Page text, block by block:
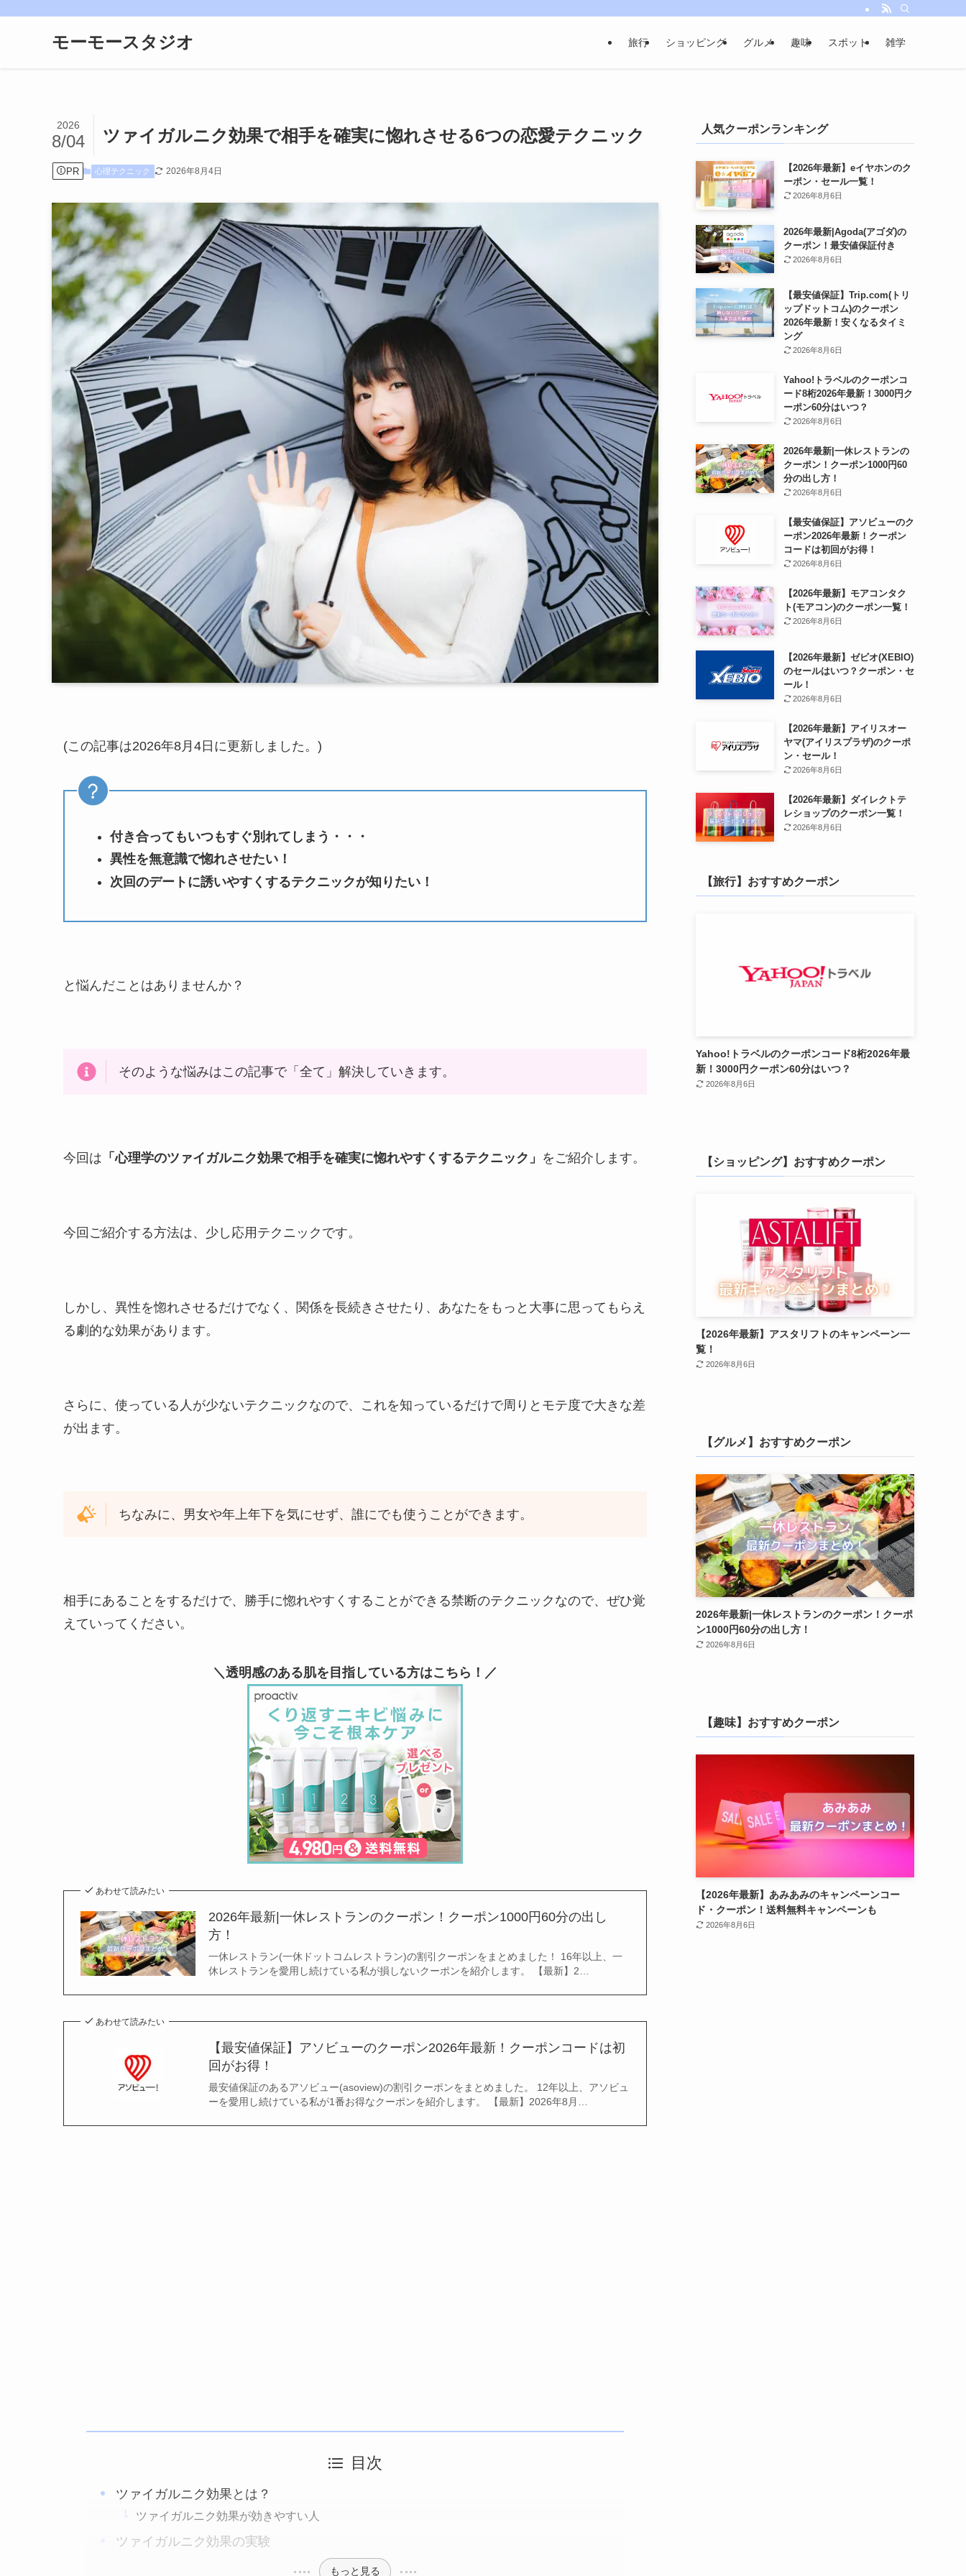
モーモースタジオ 旅行 ショッピング グルメ 趣味 スポット 雑学
ツァイガルニク効果で相手を確実に惚れさせる6つの恋愛テクニック
2026
8/04
PR 心理テクニック 2026年8月4日
(この記事は2026年8月4日に更新しました。)
付き合ってもいつもすぐ別れてしまう・・・
異性を無意識で惚れさせたい！
次回のデートに誘いやすくするテクニックが知りたい！
と悩んだことはありませんか？
そのような悩みはこの記事で「全て」解決していきます。
今回は 「心理学のツァイガルニク効果で相手を確実に惚れやすくするテクニック」 をご紹介します。
今回ご紹介する方法は、少し応用テクニックです。
しかし、異性を惚れさせるだけでなく、関係を長続きさせたり、あなたをもっと大事に思ってもらえ
る劇的な効果があります。
さらに、使っている人が少ないテクニックなので、これを知っているだけで周りとモテ度で大きな差
が出ます。
ちなみに、男女や年上年下を気にせず、誰にでも使うことができます。
相手にあることをするだけで、勝手に惚れやすくすることができる禁断のテクニックなので、ぜひ覚
えていってください。
＼透明感のある肌を目指している方はこちら！／
あわせて読みたい
2026年最新|一休レストランのクーポン！クーポン1000円60分の出し
方！
一休レストラン(一休ドットコムレストラン)の割引クーポンをまとめました！ 16年以上、一
休レストランを愛用し続けている私が損しないクーポンを紹介します。 【最新】2…
あわせて読みたい
【最安値保証】アソビューのクーポン2026年最新！クーポンコードは初
回がお得！
最安値保証のあるアソビュー(asoview)の割引クーポンをまとめました。 12年以上、アソビュ
ーを愛用し続けている私が1番お得なクーポンを紹介します。 【最新】2026年8月…
目次
ツァイガルニク効果とは？
ツァイガルニク効果が効きやすい人
ツァイガルニク効果の実験
もっと見る
人気クーポンランキング
【2026年最新】eイヤホンのク
ーポン・セール一覧！
2026年8月6日
2026年最新|Agoda(アゴダ)の
クーポン！最安値保証付き
2026年8月6日
【最安値保証】Trip.com(トリ
ップドットコム)のクーポン
2026年最新！安くなるタイミ
ング
2026年8月6日
Yahoo!トラベルのクーポンコ
ード8桁2026年最新！3000円ク
ーポン60分はいつ？
2026年8月6日
2026年最新|一休レストランの
クーポン！クーポン1000円60
分の出し方！
2026年8月6日
【最安値保証】アソビューのク
ーポン2026年最新！クーポン
コードは初回がお得！
2026年8月6日
【2026年最新】モアコンタク
ト(モアコン)のクーポン一覧！
2026年8月6日
【2026年最新】ゼビオ(XEBIO)
のセールはいつ？クーポン・セ
ール！
2026年8月6日
【2026年最新】アイリスオー
ヤマ(アイリスプラザ)のクーポ
ン・セール！
2026年8月6日
【2026年最新】ダイレクトテ
レショップのクーポン一覧！
2026年8月6日
【旅行】おすすめクーポン
Yahoo!トラベルのクーポンコード8桁2026年最
新！3000円クーポン60分はいつ？
2026年8月6日
【ショッピング】おすすめクーポン
【2026年最新】アスタリフトのキャンペーン一
覧！
2026年8月6日
【グルメ】おすすめクーポン
2026年最新|一休レストランのクーポン！クーポ
ン1000円60分の出し方！
2026年8月6日
【趣味】おすすめクーポン
【2026年最新】あみあみのキャンペーンコー
ド・クーポン！送料無料キャンペーンも
2026年8月6日